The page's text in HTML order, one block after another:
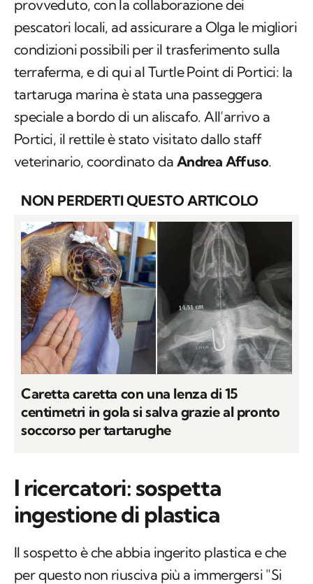
provveduto, con la collaborazione dei
pescatori locali, ad assicurare a Olga le migliori
condizioni possibili per il trasferimento sulla
terraferma, e di qui al Turtle Point di Portici: la
tartaruga marina è stata una passeggera
speciale a bordo di un aliscafo. All’arrivo a
Portici, il rettile è stato visitato dallo staff
veterinario, coordinato da Andrea Affuso.
NON PERDERTI QUESTO ARTICOLO
Caretta caretta con una lenza di 15
centimetri in gola si salva grazie al pronto
soccorso per tartarughe
I ricercatori: sospetta
ingestione di plastica
Il sospetto è che abbia ingerito plastica e che
per questo non riusciva più a immergersi "Si